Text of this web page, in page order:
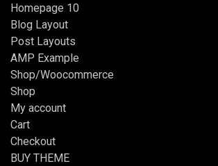
Homepage 10
Blog Layout
Post Layouts
AMP Example
Shop/Woocommerce
Shop
My account
Cart
Checkout
BUY THEME